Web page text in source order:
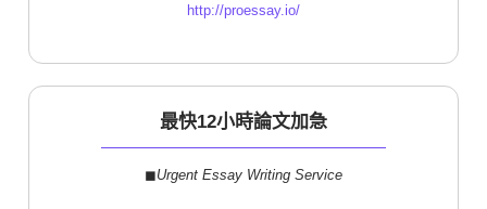
http://proessay.io/
最快12小時論文加急
◼︎Urgent Essay Writing Service